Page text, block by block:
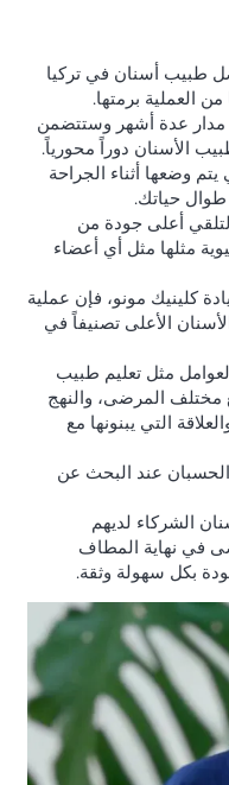
طبيب أسنان في تركيا
العملية برمتها.
مدار عدة أشهر وستتضمن
الأسنان دوراً محورياً.
وضعها أثناء الجراحة
حياتك.
أعلى جودة من
مثلها مثل أي أعضاء
كلينيك مونو، فإن عملية
الأعلى تصنيفاً في
مثل تعليم طبيب
مختلف المرضى، والنهج
التي يبنونها مع
عند البحث عن
الشركاء لديهم
في نهاية المطاف
بكل سهولة وثقة.